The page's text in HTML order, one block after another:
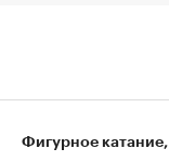
Фигурное катание⁠,